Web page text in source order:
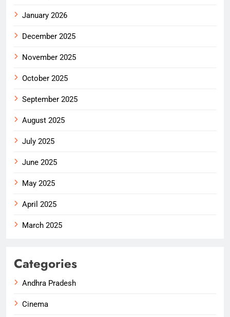
January 2026
December 2025
November 2025
October 2025
September 2025
August 2025
July 2025
June 2025
May 2025
April 2025
March 2025
Categories
Andhra Pradesh
Cinema